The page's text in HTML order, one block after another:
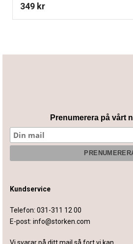
349 kr
Prenumerera på vårt
Kundservice
Telefon: 031-311 12 00
E-post: info@storken.com
Vi svarar på ditt mail så fort vi kan